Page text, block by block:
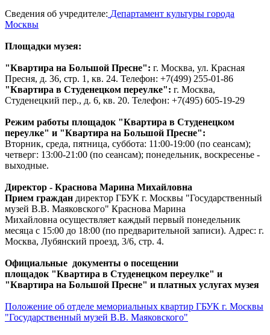
Сведения об учредителе: Департамент культуры города
Москвы
Площадки музея:
"Квартира на Большой Пресне": г. Москва, ул. Красная
Пресня, д. 36, стр. 1, кв. 24. Телефон: +7(499) 255-01-86
"Квартира в Студенецком переулке": г. Москва,
Студенецкий пер., д. 6, кв. 20. Телефон: +7(495) 605-19-29
Режим работы площадок "Квартира в Студенецком
переулке" и "Квартира на Большой Пресне":
Вторник, среда, пятница, суббота: 11:00-19:00 (по сеансам);
четверг: 13:00-21:00 (по сеансам); понедельник, воскресенье -
выходные.
Директор - Краснова Марина Михайловна
Прием граждан директор ГБУК г. Москвы "Государственный
музей В.В. Маяковского" Краснова Марина
Михайловна осуществляет каждый первый понедельник
месяца с 15:00 до 18:00 (по предварительной записи). Адрес: г.
Москва, Лубянский проезд, 3/6, стр. 4.
Официальные документы о посещении
площадок "Квартира в Студенецком переулке" и
"Квартира на Большой Пресне" и платных услугах музея
Положение об отделе мемориальных квартир ГБУК г. Москвы
"Государственный музей В.В. Маяковского"